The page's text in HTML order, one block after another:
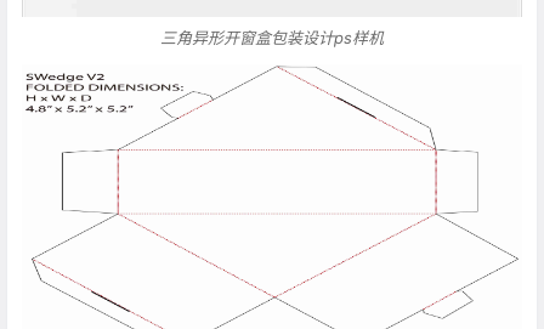
三角异形开窗盒包装设计ps样机